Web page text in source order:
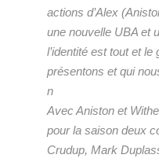
actions d’Alex
une nouvelle UBA et
l’identité est tout et
présentons et qui
n
Avec Aniston et
pour la saison deux
Crudup, Mark